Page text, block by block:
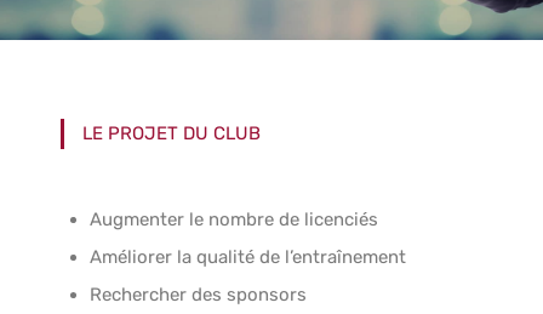
LE PROJET DU CLUB
Augmenter le nombre de licenciés
Améliorer la qualité de l’entraînement
Rechercher des sponsors